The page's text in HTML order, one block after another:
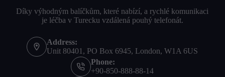
Díky výhodným balíčkům, které nabízí, a rychlé komunikaci
je léčba v Turecku vzdálená pouhý telefonát.
Address:
Unit 80401, PO Box 6945, London, W1A 6US
Phone:
+90-850-888-88-14